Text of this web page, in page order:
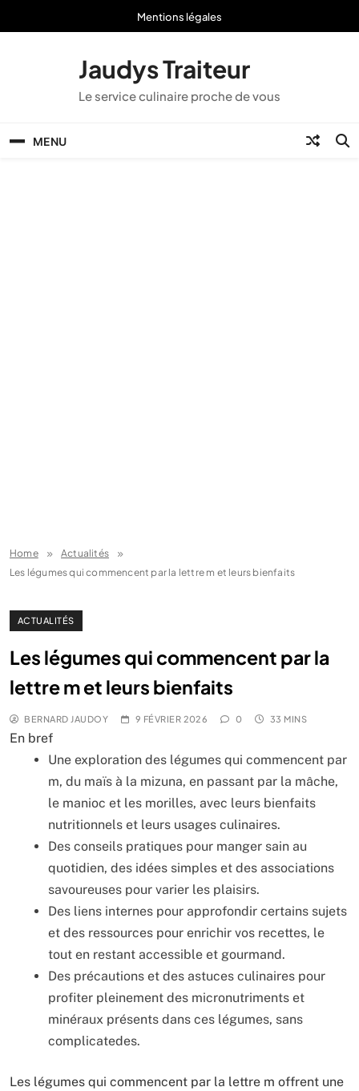
Mentions légales
Jaudys Traiteur
Le service culinaire proche de vous
MENU
Home
Actualités
Les légumes qui commencent par la lettre m et leurs bienfaits
ACTUALITÉS
Les légumes qui commencent par la
lettre m et leurs bienfaits
BERNARD JAUDOY 9 FÉVRIER 2026 0 33 MINS
En bref
Une exploration des légumes qui commencent par
m, du maïs à la mizuna, en passant par la mâche,
le manioc et les morilles, avec leurs bienfaits
nutritionnels et leurs usages culinaires.
Des conseils pratiques pour manger sain au
quotidien, des idées simples et des associations
savoureuses pour varier les plaisirs.
Des liens internes pour approfondir certains sujets
et des ressources pour enrichir vos recettes, le
tout en restant accessible et gourmand.
Des précautions et des astuces culinaires pour
profiter pleinement des micronutriments et
minéraux présents dans ces légumes, sans
complicatedes.
Les légumes qui commencent par la lettre m offrent une